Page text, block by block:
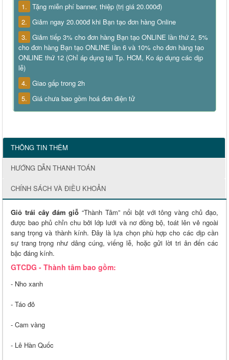
1. Tặng miễn phí banner, thiệp (trị giá 20.000đ)
2. Giảm ngay 20.000đ khi Bạn tạo đơn hàng Online
3. Giảm tiếp 3% cho đơn hàng Bạn tạo ONLINE lần thứ 2, 5%
cho đơn hàng Bạn tạo ONLINE lần 6 và 10% cho đơn hàng tạo
ONLINE thứ 12 (Chỉ áp dụng tại Tp. HCM, Ko áp dụng các dịp
lễ)
4. Giao gấp trong 2h
5. Giá chưa bao gồm hoá đơn điện tử
THÔNG TIN THÊM
HƯỚNG DẪN THANH TOÁN
CHÍNH SÁCH VÀ ĐIỀU KHOẢN
Giỏ trái cây đám giỗ “Thành Tâm” nổi bật với tông vàng chủ đạo,
được bao phủ chỉn chu bởi lớp lưới và nơ đồng bộ, toát lên vẻ ngoài
sang trọng và thành kính. Đây là lựa chọn phù hợp cho các dịp cần
sự trang trọng như dâng cúng, viếng lễ, hoặc gửi lời tri ân đến các
bậc đáng kính.
GTCDG - Thành tâm bao gồm:
- Nho xanh
- Táo đỏ
- Cam vàng
- Lê Hàn Quốc